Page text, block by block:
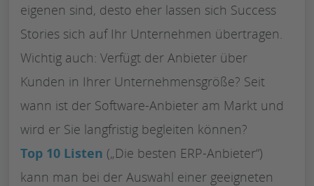
eigenen sind, desto eher lassen sich Success
Stories sich auf Ihr Unternehmen übertragen.
Wichtig auch: Verfügt der Anbieter über
Kunden in Ihrer Unternehmensgröße? Seit
wann ist der Software-Anbieter am Markt und
wird er Sie langfristig begleiten können?
Top 10 Listen („Die besten ERP-Anbieter“)
kann man bei der Auswahl einer geeigneten